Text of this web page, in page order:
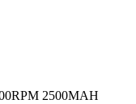
2500MAH